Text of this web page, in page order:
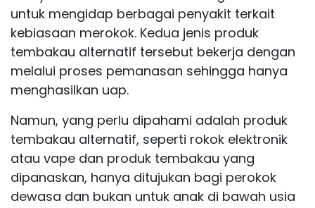
untuk mengidap berbagai penyakit terkait
kebiasaan merokok. Kedua jenis produk
tembakau alternatif tersebut bekerja dengan
melalui proses pemanasan sehingga hanya
menghasilkan uap.
Namun, yang perlu dipahami adalah produk
tembakau alternatif, seperti rokok elektronik
atau vape dan produk tembakau yang
dipanaskan, hanya ditujukan bagi perokok
dewasa dan bukan untuk anak di bawah usia